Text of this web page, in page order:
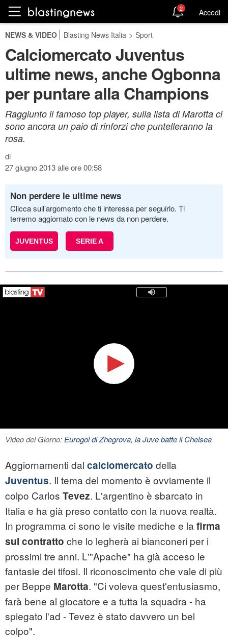
2 Accedi
NEWS & VIDEO Blasting News Italia > Sport
Calciomercato Juventus
ultime news, anche Ogbonna
per puntare alla Champions
Raggiunto il famoso top player, sulla lista di Marotta ci
sono ancora un paio di rinforzi che puntelleranno la
rosa.
di
27 giugno 2013 alle ore 00:58
Non perdere le ultime news
Clicca sull’argomento che ti interessa per seguirlo. Ti
terremo aggiornato con le news da non perdere.
JUVENTUS SERIE A
Video del Giorno: Eurogol di Zhegrova, la Juve batte il Chelsea
Aggiornamenti dal calciomercato della
Juventus. Il tema del momento è ovviamente il
colpo Carlos Tevez. L'argentino è sbarcato in
Italia e ha già preso contatto con la nuova realtà.
In programma ci sono le visite mediche e la firma
sul contratto che lo legherà ai bianconeri per i
prossimi tre anni. L'"Apache" ha già acceso le
fantasie dei tifosi. Il riconoscimento che vale di più
per Beppe Marotta. "Ci voleva quest'entusiasmo,
farà bene al giocatore e a tutta la squadra - ha
spiegato l'ad - Tevez è stato davvero un bel
colpo".